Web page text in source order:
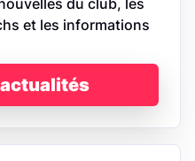
du club, les
et les informations